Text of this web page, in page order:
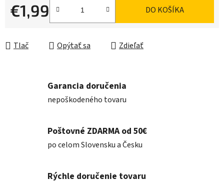
€1,99
Jednotková cena:
DO KOŠÍKA
Tlač Opýtať sa Zdieľať
Garancia doručenia
nepoškodeného tovaru
Poštovné ZDARMA od 50€
po celom Slovensku a Česku
Rýchle doručenie tovaru